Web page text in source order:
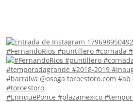
#FernandoRios #puntillero #cornada
#EnriquePonce #plazamexico